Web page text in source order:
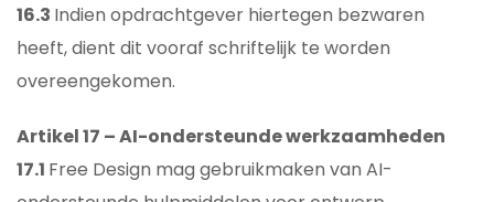
16.3 Indien opdrachtgever hiertegen bezwaren
heeft, dient dit vooraf schriftelijk te worden
overeengekomen.
Artikel 17 – AI-ondersteunde werkzaamheden
17.1 Free Design mag gebruikmaken van AI-